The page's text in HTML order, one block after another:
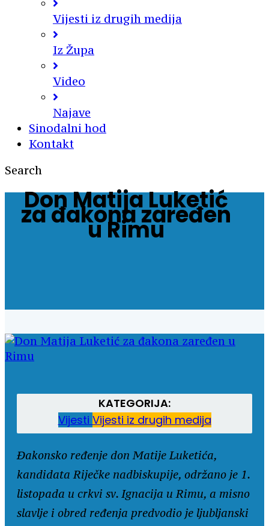
Vijesti iz drugih medija
Iz Župa
Video
Najave
Sinodalni hod
Kontakt
Search
Don Matija Luketić
za đakona zaređen
u Rimu
KATEGORIJA:
Vijesti Vijesti iz drugih medija
Đakonsko ređenje don Matije Luketića,
kandidata Riječke nadbiskupije, održano je 1.
listopada u crkvi sv. Ignacija u Rimu, a misno
slavlje i obred ređenja predvodio je ljubljanski